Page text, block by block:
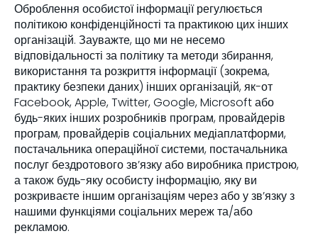
Оброблення особистої інформації регулюється
політикою конфіденційності та практикою цих інших
організацій. Зауважте, що ми не несемо
відповідальності за політику та методи збирання,
використання та розкриття інформації (зокрема,
практику безпеки даних) інших організацій, як-от
Facebook, Apple, Twitter, Google, Microsoft або
будь-яких інших розробників програм, провайдерів
програм, провайдерів соціальних медіаплатформи,
постачальника операційної системи, постачальника
послуг бездротового зв’язку або виробника пристрою,
а також будь-яку особисту інформацію, яку ви
розкриваєте іншим організаціям через або у зв’язку з
нашими функціями соціальних мереж та/або
рекламою.